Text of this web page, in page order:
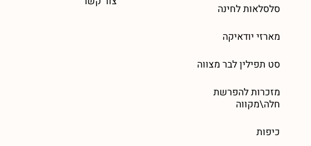
סלסלאות לחינה
מארזי יודאיקה
סט תפילין לבר מצווה
מזכרות להפרשת
חלה\מקווה
כיפות